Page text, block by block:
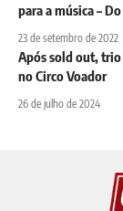
para a música –
23 de setembro de 2022
Após sold out, trio
no Circo Voador
26 de julho de 2024